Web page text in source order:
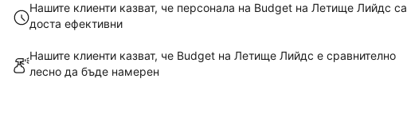
Нашите клиенти казват, че персонала на Budget на Летище Лийдс са
доста ефективни
Нашите клиенти казват, че Budget на Летище Лийдс е сравнително
лесно да бъде намерен